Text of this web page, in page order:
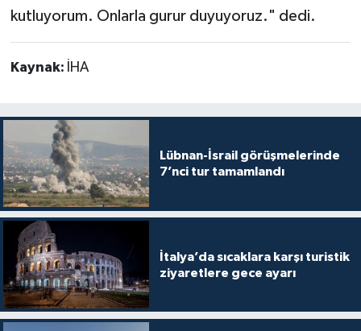
kutluyorum. Onlarla gurur duyuyoruz." dedi.
Kaynak: İHA
Lübnan-İsrail görüşmelerinde
7’nci tur tamamlandı
İtalya’da sıcaklara karşı turistik
ziyaretlere gece ayarı